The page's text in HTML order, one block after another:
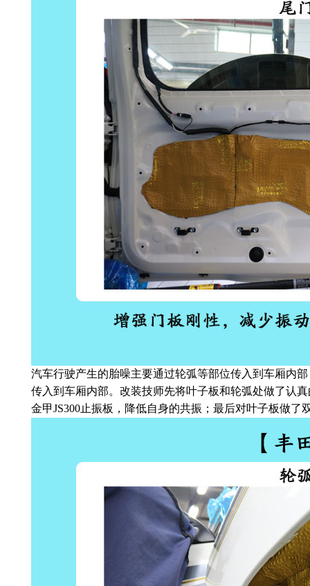
汽车行驶产生的胎噪主要通过轮弧等部位传入到车厢内
传入到车厢内部。改装技师先将叶子板和轮弧处做了认
金甲JS300止振板，降低自身的共振；最后对叶子板做